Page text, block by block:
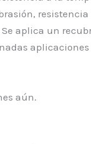
aplica un
aún.